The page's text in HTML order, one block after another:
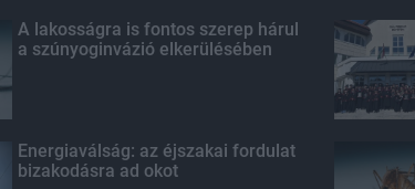
A lakosságra is fontos szerep hárul
a szúnyoginvázió elkerülésében
Energiaválság: az éjszakai fordulat
bizakodásra ad okot